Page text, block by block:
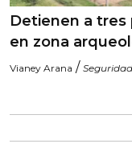
Detienen a tres
en zona
Vianey Arana / Seguridad